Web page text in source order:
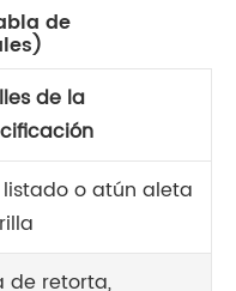
de
de la
o atún aleta
de retorta,